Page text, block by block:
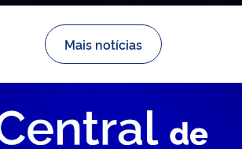
Mais notícias